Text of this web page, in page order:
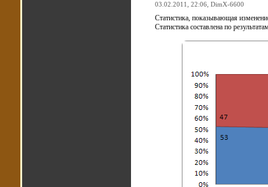
03.02.2011, 22:06, DimX-6600
Статистика, показывающая
Статистика составлена по